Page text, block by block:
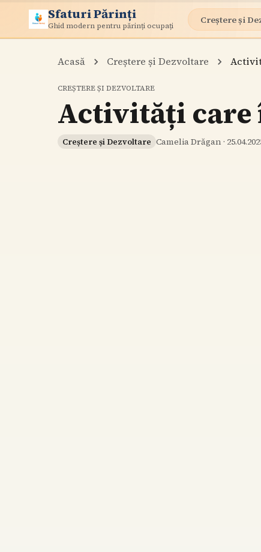
Sfaturi Părinți
Ghid modern pentru părinți ocupați Creștere și
Acasă Creștere și Dezvoltare
CREȘTERE ȘI DEZVOLTARE
Activități care
Creștere și Dezvoltare Camelia Drăgan ·